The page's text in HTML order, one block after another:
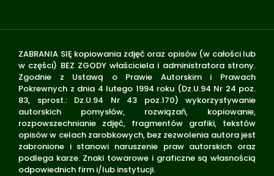
ZABRANIA SIĘ kopiowania zdjęć oraz opisów (w całości lub
w części) BEZ ZGODY właściciela i administratora strony.
Zgodnie z Ustawą o Prawie Autorskim i Prawach
Pokrewnych z dnia 4 lutego 1994 roku (Dz.U.94 Nr 24 poz.
83, sprost.: Dz.U.94 Nr 43 poz.170) wykorzystywanie
autorskich pomysłów, rozwiązań, kopiowanie,
rozpowszechnianie zdjęć, fragmentów grafiki, tekstów
opisów w celach zarobkowych, bez zezwolenia autora jest
zabronione i stanowi naruszenie praw autorskich oraz
podlega karze. Znaki towarowe i graficzne są własnością
odpowiednich firm i/lub instytucji.